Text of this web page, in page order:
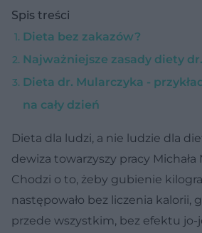
Spis treści
Dieta bez zakazów?
Najważniejsze zasady diety
Dieta dr. Mularczyka -
na cały dzień
Dieta dla ludzi, a nie ludzie dla
dewiza towarzyszy pracy Michała
Chodzi o to, żeby gubienie
następowało bez liczenia kalorii,
przede wszystkim, bez efektu jo-